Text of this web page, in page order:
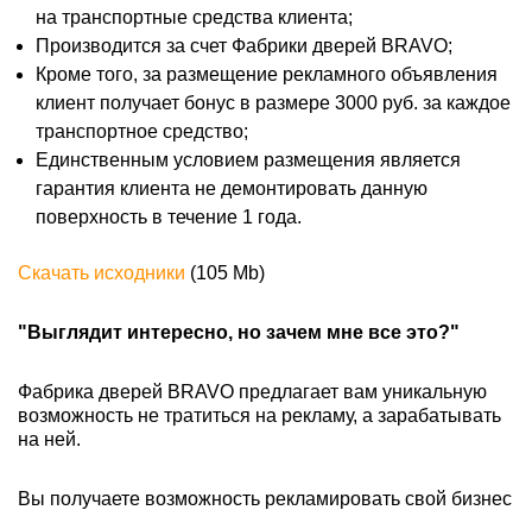
на транспортные средства клиента;
Производится за счет Фабрики дверей BRAVO;
Кроме того, за размещение рекламного объявления
клиент получает бонус в размере 3000 руб. за каждое
транспортное средство;
Единственным условием размещения является
гарантия клиента не демонтировать данную
поверхность в течение 1 года.
Скачать исходники (105 Mb)
"Выглядит интересно, но зачем мне все это?"
Фабрика дверей BRAVO предлагает вам уникальную
возможность не тратиться на рекламу, а зарабатывать
на ней.
Вы получаете возможность рекламировать свой бизнес